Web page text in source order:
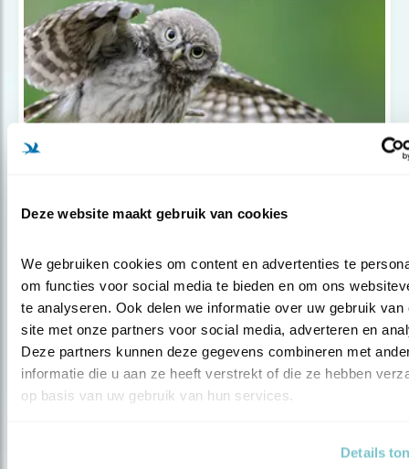
Deze website maakt gebruik van cookies
We gebruiken cookies om content en advertenties te
om functies voor social media te bieden en om ons
te analyseren. Ook delen we informatie over uw gebruik van
site met onze partners voor social media, adverteren en
Deze partners kunnen deze gegevens combineren met
informatie die u aan ze heeft verstrekt of die ze hebben
op basis van uw gebruik van hun services.
Details
Nieuws